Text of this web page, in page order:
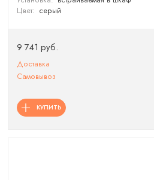
Цвет: серый
9 741 руб.
Доставка
Самовывоз
КУПИТЬ